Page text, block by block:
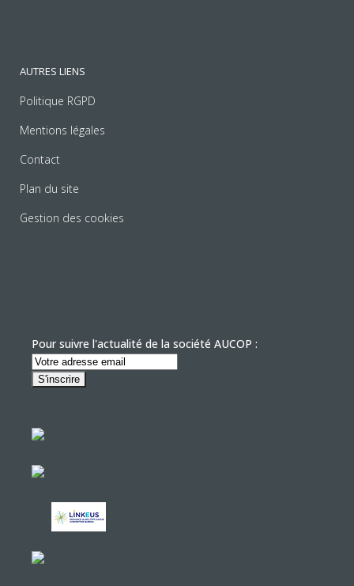
AUTRES LIENS
Politique RGPD
Mentions légales
Contact
Plan du site
Gestion des cookies
Pour suivre l'actualité de la société AUCOP :